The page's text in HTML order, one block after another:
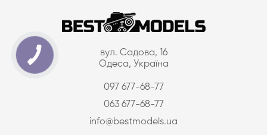
вул. Садова, 16
Одеса, Україна
097 677-68-77
063 677-68-77
info@bestmodels.ua